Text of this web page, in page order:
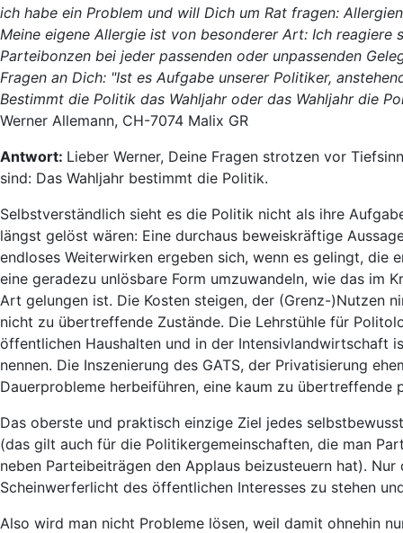
ich habe ein Problem und will Dich um Rat fragen:
Meine eigene Allergie ist von besonderer Art: Ich
Parteibonzen bei jeder passenden oder unpassenden
Fragen an Dich: "Ist es Aufgabe unserer Politiker,
Bestimmt die Politik das Wahljahr oder das Wahljahr die
Werner Allemann, CH-7074 Malix GR
Antwort: Lieber Werner, Deine Fragen strotzen vor
sind: Das Wahljahr bestimmt die Politik.
Selbstverständlich sieht es die Politik nicht als ihre
längst gelöst wären: Eine durchaus beweiskräftige
endloses Weiterwirken ergeben sich, wenn es gelingt, die
eine geradezu unlösbare Form umzuwandeln, wie das im
Art gelungen ist. Die Kosten steigen, der (Grenz-)Nutzen
nicht zu übertreffende Zustände. Die Lehrstühle für
öffentlichen Haushalten und in der Intensivlandwirtschaft
nennen. Die Inszenierung des GATS, der Privatisierung
Dauerprobleme herbeiführen, eine kaum zu übertreffende
Das oberste und praktisch einzige Ziel jedes
(das gilt auch für die Politikergemeinschaften, die man
neben Parteibeiträgen den Applaus beizusteuern hat).
Scheinwerferlicht des öffentlichen Interesses zu stehen
Also wird man nicht Probleme lösen, weil damit ohnehin